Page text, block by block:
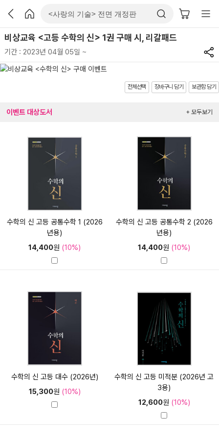
비상교육 <고등 수학의 신> 1권 구매 시, 리갈패드
기간 : 2023년 04월 05일 ~
전체선택 장바구니 담기 보관함 담기
이벤트 대상도서 + 모두보기
수학의 신 고등 공통수학 1 (2026
년용)
14,400원 (10%)
수학의 신 고등 공통수학 2 (2026
년용)
14,400원 (10%)
수학의 신 고등 대수 (2026년)
15,300원 (10%)
수학의 신 고등 미적분 (2026년 고
3용)
12,600원 (10%)